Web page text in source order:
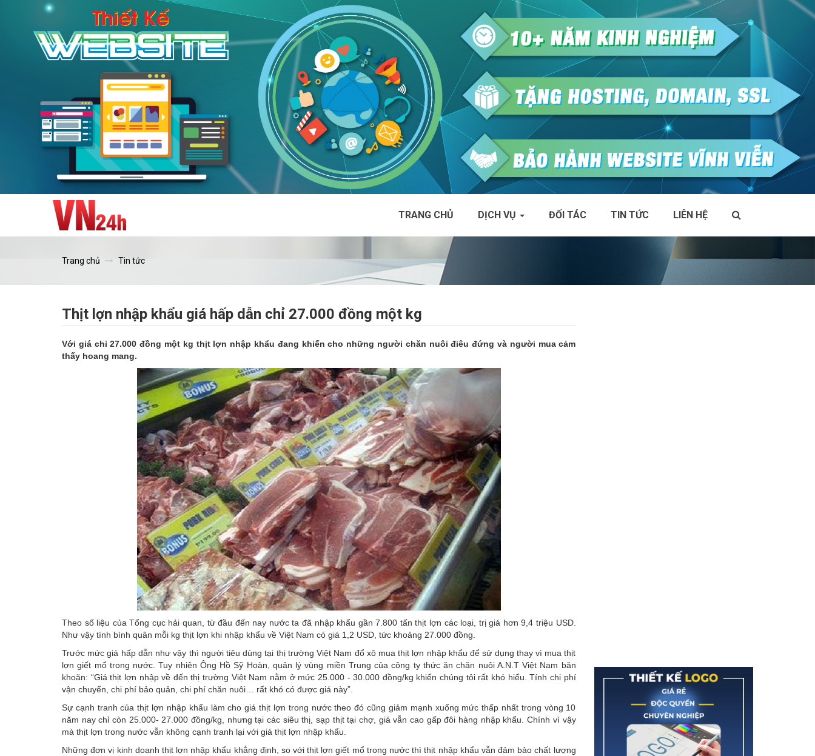
TRANG CHỦ DỊCH VỤ ĐỐI TÁC TIN TỨC LIÊN HỆ
Trang chủ Tin tức
Thịt lợn nhập khẩu giá hấp dẫn chỉ 27.000 đồng một kg
Với giá chỉ 27.000 đồng một kg thịt lợn nhập khẩu đang khiến cho những người chăn nuôi điêu đứng và người mua cảm
thấy hoang mang.
Theo số liệu của Tổng cục hải quan, từ đầu đến nay nước ta đã nhập khẩu gần 7.800 tấn thịt lợn các loại, trị giá hơn 9,4 triệu USD.
Như vậy tính bình quân mỗi kg thịt lợn khi nhập khẩu về Việt Nam có giá 1,2 USD, tức khoảng 27.000 đồng.
Trước mức giá hấp dẫn như vậy thì người tiêu dùng tại thị trường Việt Nam đổ xô mua thịt lợn nhập khẩu để sử dụng thay vì mua thịt
lợn giết mổ trong nước. Tuy nhiên Ông Hồ Sỹ Hoàn, quản lý vùng miền Trung của công ty thức ăn chăn nuôi A.N.T Việt Nam băn
khoăn: “Giá thịt lợn nhập về đến thị trường Việt Nam nằm ở mức 25.000 - 30.000 đồng/kg khiến chúng tôi rất khó hiểu. Tính chi phí
vận chuyển, chi phí bảo quản, chi phí chăn nuôi… rất khó có được giá này”.
Sự cạnh tranh của thịt lợn nhập khẩu làm cho giá thịt lợn trong nước theo đó cũng giảm mạnh xuống mức thấp nhất trong vòng 10
năm nay chỉ còn 25.000- 27.000 đồng/kg, nhưng tại các siêu thị, sạp thịt tại chợ, giá vẫn cao gấp đôi hàng nhập khẩu. Chính vì vậy
mà thịt lợn trong nước vẫn không cạnh tranh lại với giá thịt lợn nhập khẩu.
Những đơn vị kinh doanh thịt lợn nhập khẩu khẳng định, so với thịt lợn giết mổ trong nước thì thịt nhập khẩu vẫn đảm bảo chất lượng